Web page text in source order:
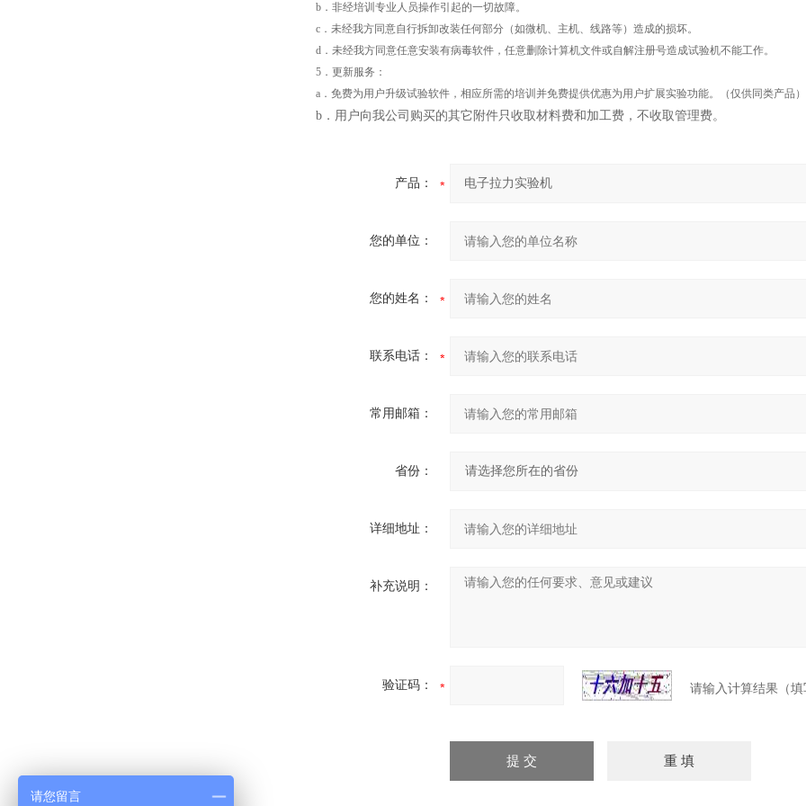
b．非经培训专业人员操作引起的一切故障。
c．未经我方同意自行拆卸改装任何部分（如微机、主机、线路等）造成的损坏。
d．未经我方同意任意安装有病毒软件，任意删除计算机文件或自解注册号造成试验机不能工作。
5．更新服务：
a．免费为用户升级试验软件，相应所需的培训并免费提供优惠为用户扩展实验功能。（仅供同类产品）
b ．用户向我公司购买的其它附件只收取材料费和加工费，不收取管理费。
产品：
您的单位：
您的姓名：
联系电话：
常用邮箱：
省份：
详细地址：
补充说明：
验证码： 请输入计算结果（
请您留言